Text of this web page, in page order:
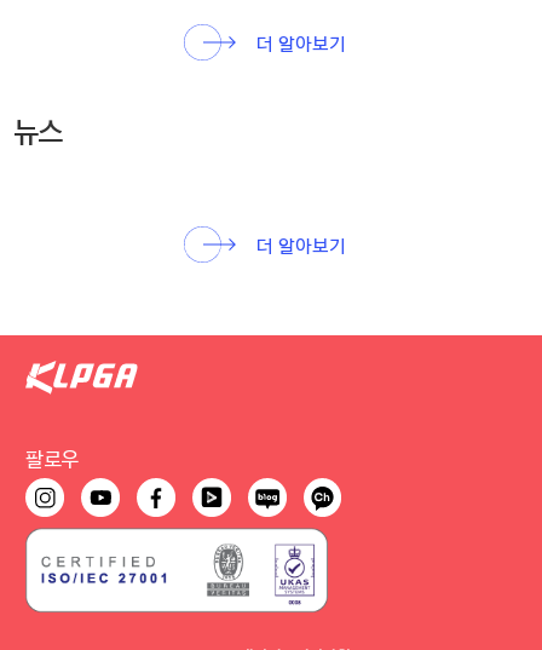
더 알아보기
뉴스
더 알아보기
팔로우